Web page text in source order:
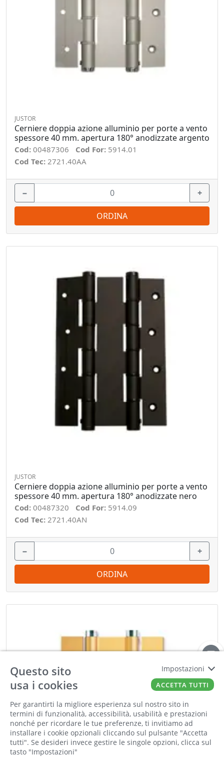
JUSTOR
Cerniere doppia azione alluminio per porte a vento
spessore 40 mm. apertura 180° anodizzate argento
Cod: 00487306 Cod For: 5914.01
Cod Tec: 2721.40AA
− +
ORDINA
JUSTOR
Cerniere doppia azione alluminio per porte a vento
spessore 40 mm. apertura 180° anodizzate nero
Cod: 00487320 Cod For: 5914.09
Cod Tec: 2721.40AN
− +
ORDINA
Questo sito
usa i cookies
Per garantirti la migliore esperienza sul nostro sito in
termini di funzionalità, accessibilità, usabilità e prestazioni
nonché per ricordare le tue preferenze, ti invitiamo ad
installare i cookie opzionali cliccando sul pulsante "Accetta
tutti". Se desideri invece gestire le singole opzioni, clicca sul
tasto "Impostazioni"
Impostazioni
ACCETTA TUTTI